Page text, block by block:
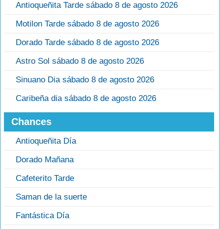
Antioqueñita Tarde sábado 8 de agosto 2026
Motilon Tarde sábado 8 de agosto 2026
Dorado Tarde sábado 8 de agosto 2026
Astro Sol sábado 8 de agosto 2026
Sinuano Dia sábado 8 de agosto 2026
Caribeña dia sábado 8 de agosto 2026
Chances
Antioqueñita Día
Dorado Mañana
Cafeterito Tarde
Saman de la suerte
Fantástica Día